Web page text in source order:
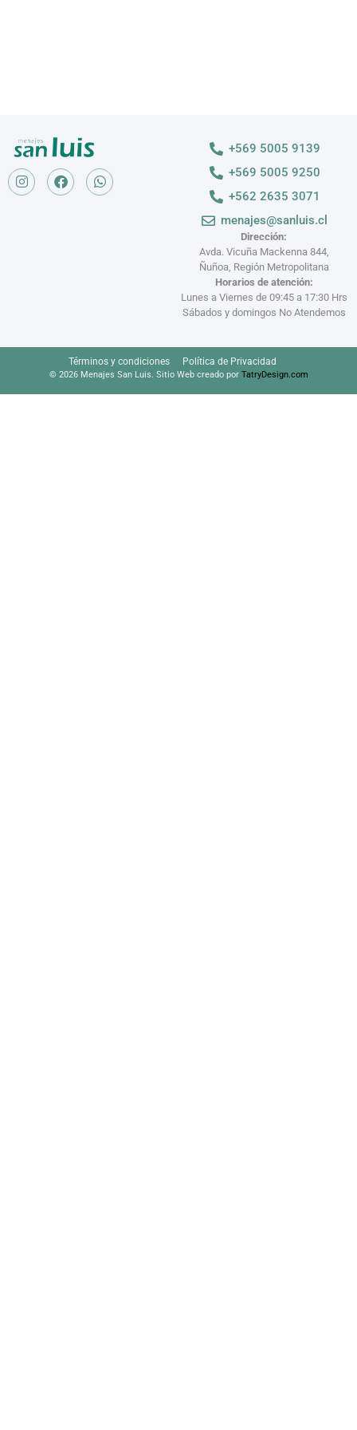
Dirección:
Avda. Vicuña Mackenna 844,
Ñuñoa, Región Metropolitana
Horarios de atención:
Lunes a Viernes de 09:45 a 17:30 Hrs
Sábados y domingos No Atendemos
+569 5005 9139
+569 5005 9250
+562 2635 3071
menajes@sanluis.cl
Términos y condiciones Política de Privacidad
© 2026 Menajes San Luis. Sitio Web creado por TatryDesign.com